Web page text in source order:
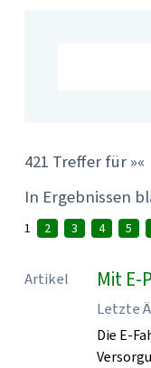
421 Treffer für »«
In Ergebnissen
1 2 3 4 5
Artikel Mit E-
Letzte
Die E-